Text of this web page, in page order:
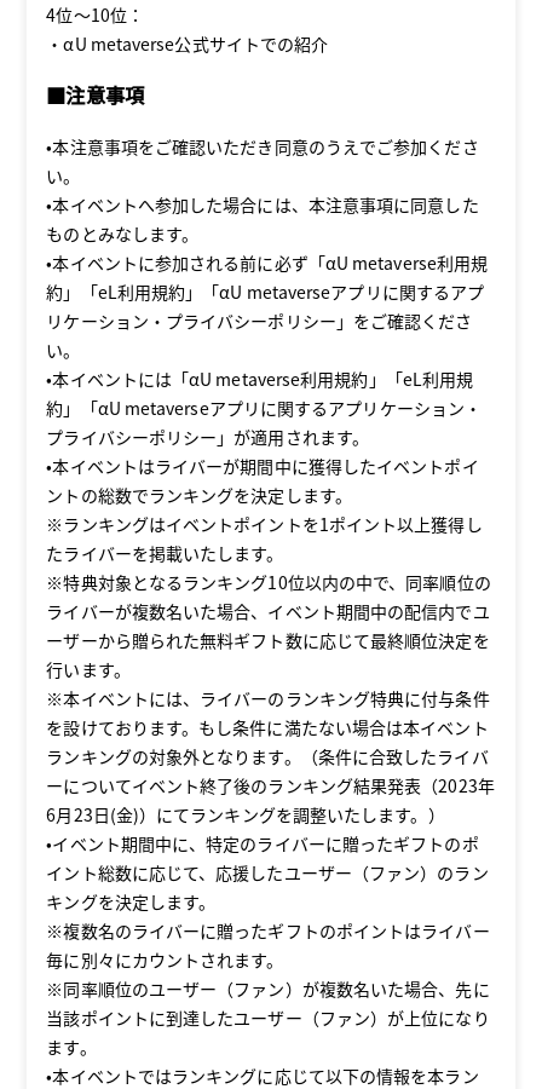
4位～10位：
・αU metaverse公式サイトでの紹介
■注意事項
•本注意事項をご確認いただき同意のうえでご参加くださ
い。
•本イベントへ参加した場合には、本注意事項に同意した
ものとみなします。
•本イベントに参加される前に必ず「αU metaverse利用規
約」「eL利用規約」「αU metaverseアプリに関するアプ
リケーション・プライバシーポリシー」をご確認くださ
い。
•本イベントには「αU metaverse利用規約」「eL利用規
約」「αU metaverseアプリに関するアプリケーション・
プライバシーポリシー」が適用されます。
•本イベントはライバーが期間中に獲得したイベントポイ
ントの総数でランキングを決定します。
※ランキングはイベントポイントを1ポイント以上獲得し
たライバーを掲載いたします。
※特典対象となるランキング10位以内の中で、同率順位の
ライバーが複数名いた場合、イベント期間中の配信内でユ
ーザーから贈られた無料ギフト数に応じて最終順位決定を
行います。
※本イベントには、ライバーのランキング特典に付与条件
を設けております。もし条件に満たない場合は本イベント
ランキングの対象外となります。（条件に合致したライバ
ーについてイベント終了後のランキング結果発表（2023年
6月23日(金)）にてランキングを調整いたします。）
•イベント期間中に、特定のライバーに贈ったギフトのポ
イント総数に応じて、応援したユーザー（ファン）のラン
キングを決定します。
※複数名のライバーに贈ったギフトのポイントはライバー
毎に別々にカウントされます。
※同率順位のユーザー（ファン）が複数名いた場合、先に
当該ポイントに到達したユーザー（ファン）が上位になり
ます。
•本イベントではランキングに応じて以下の情報を本ラン